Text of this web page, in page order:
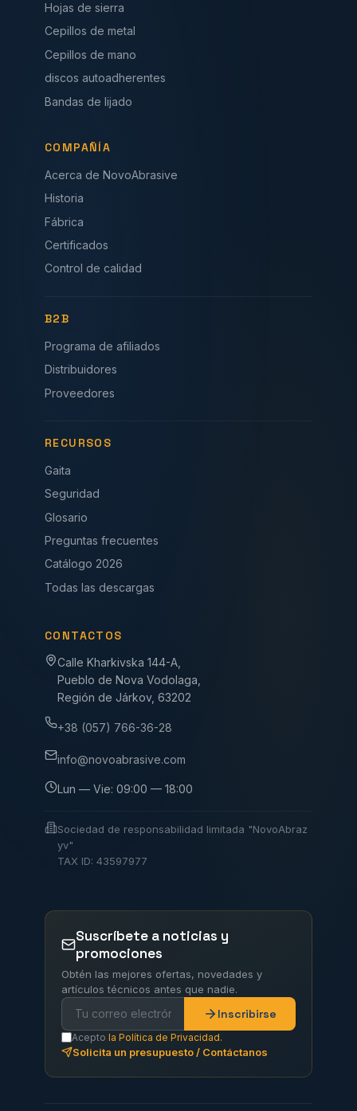
Hojas de sierra
Cepillos de metal
Cepillos de mano
discos autoadherentes
Bandas de lijado
COMPAÑÍA
Acerca de NovoAbrasive
Historia
Fábrica
Certificados
Control de calidad
B2B
Programa de afiliados
Distribuidores
Proveedores
RECURSOS
Gaita
Seguridad
Glosario
Preguntas frecuentes
Catálogo 2026
Todas las descargas
CONTACTOS
Calle Kharkivska 144-A,
Pueblo de Nova Vodolaga,
Región de Járkov, 63202
+38 (057) 766-36-28
info@novoabrasive.com
Lun — Vie: 09:00 — 18:00
Sociedad de responsabilidad limitada "NovoAbraz
yv"
TAX ID: 43597977
Suscríbete a noticias y
promociones
Obtén las mejores ofertas, novedades y
artículos técnicos antes que nadie.
Inscribirse
Acepto la Política de Privacidad.
Solicita un presupuesto / Contáctanos